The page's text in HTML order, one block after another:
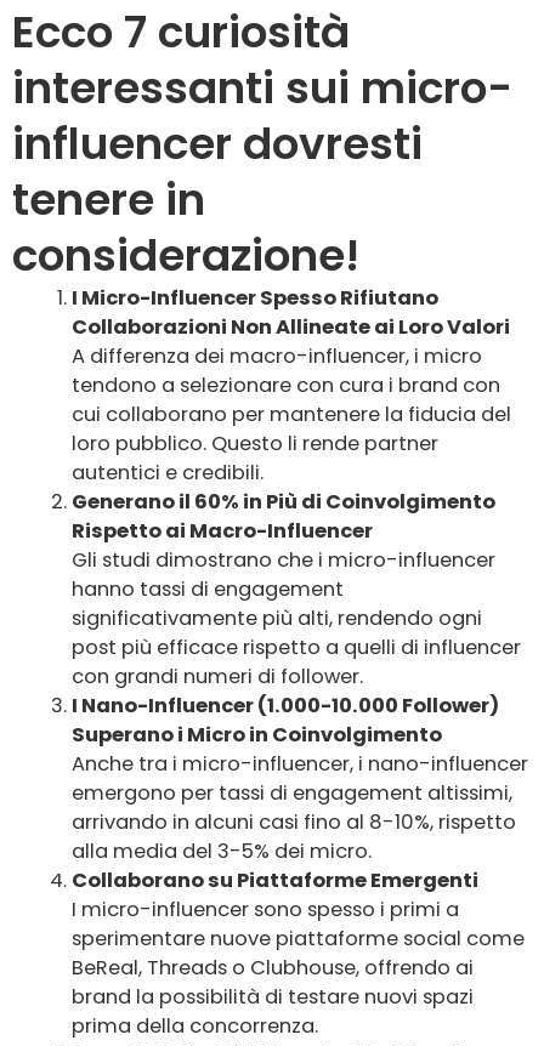
Ecco 7 curiosità
interessanti sui micro-
influencer dovresti
tenere in
considerazione!
I Micro-Influencer Spesso Rifiutano
Collaborazioni Non Allineate ai Loro Valori
A differenza dei macro-influencer, i micro
tendono a selezionare con cura i brand con
cui collaborano per mantenere la fiducia del
loro pubblico. Questo li rende partner
autentici e credibili.
Generano il 60% in Più di Coinvolgimento
Rispetto ai Macro-Influencer
Gli studi dimostrano che i micro-influencer
hanno tassi di engagement
significativamente più alti, rendendo ogni
post più efficace rispetto a quelli di influencer
con grandi numeri di follower.
I Nano-Influencer (1.000-10.000 Follower)
Superano i Micro in Coinvolgimento
Anche tra i micro-influencer, i nano-influencer
emergono per tassi di engagement altissimi,
arrivando in alcuni casi fino al 8-10%, rispetto
alla media del 3-5% dei micro.
Collaborano su Piattaforme Emergenti
I micro-influencer sono spesso i primi a
sperimentare nuove piattaforme social come
BeReal, Threads o Clubhouse, offrendo ai
brand la possibilità di testare nuovi spazi
prima della concorrenza.